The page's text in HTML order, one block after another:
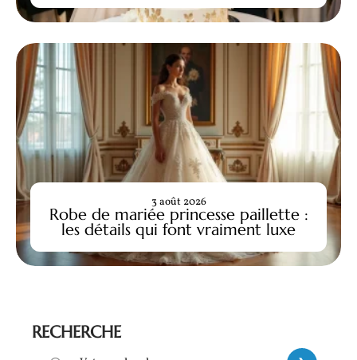
Robe de mariée princesse paillette :
les détails qui font vraiment luxe
3 août 2026
RECHERCHE